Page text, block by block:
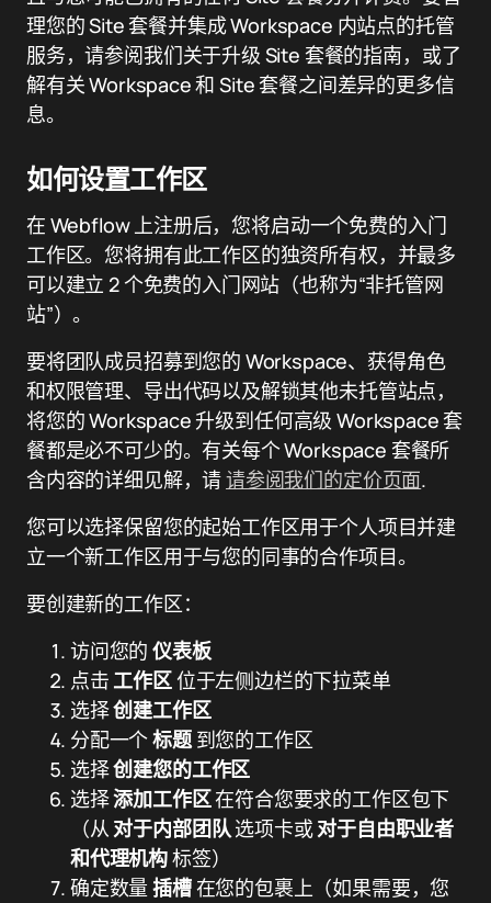
理您的 Site 套餐并集成 Workspace 内站点的托管
服务，请参阅我们关于升级 Site 套餐的指南，或了
解有关 Workspace 和 Site 套餐之间差异的更多信
息。
如何设置工作区
在 Webflow 上注册后，您将启动一个免费的入门
工作区。您将拥有此工作区的独资所有权，并最多
可以建立 2 个免费的入门网站（也称为“非托管网
站”）。
要将团队成员招募到您的 Workspace、获得角色
和权限管理、导出代码以及解锁其他未托管站点，
将您的 Workspace 升级到任何高级 Workspace 套
餐都是必不可少的。有关每个 Workspace 套餐所
含内容的详细见解，请请参阅我们的定价页面.
您可以选择保留您的起始工作区用于个人项目并建
立一个新工作区用于与您的同事的合作项目。
要创建新的工作区：
访问您的仪表板
点击 工作区 位于左侧边栏的下拉菜单
选择创建工作区
分配一个标题到您的工作区
选择创建您的工作区
选择添加工作区在符合您要求的工作区包下
（从对于内部团队选项卡或对于自由职业者
和代理机构标签）
确定数量插槽在您的包裹上（如果需要，您